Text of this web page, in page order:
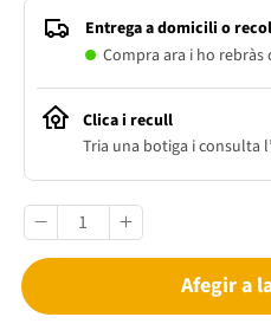
Entrega a domicili o
Compra ara i ho rebràs
Clica i recull
Tria una botiga i consulta
Afegir a